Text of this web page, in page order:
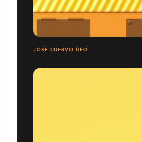
JOSE CUERVO UFO